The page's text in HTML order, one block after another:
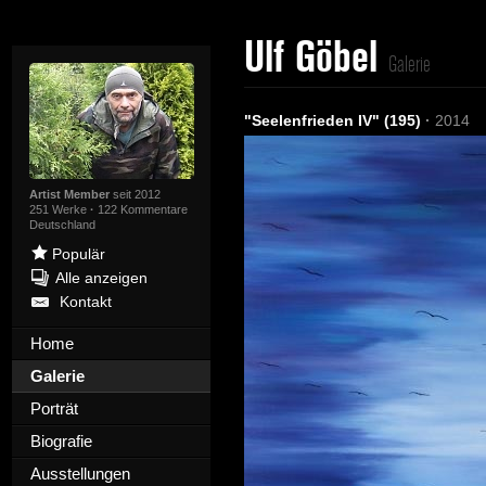
Artist Memberseit 2012
251 Werke · 122 Kommentare
Deutschland
Populär
Alle anzeigen
Kontakt
Home
Galerie
Porträt
Biografie
Ausstellungen
Ulf Göbel Galerie
"Seelenfrieden IV" (195) · 2014